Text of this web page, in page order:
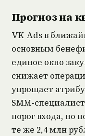
Прогноз на
VK Ads в
основным
единое окно
снижает
упрощает
SMM-
порог входа, но
те же 2,4 млн